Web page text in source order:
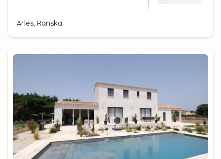
Arles, Ranska